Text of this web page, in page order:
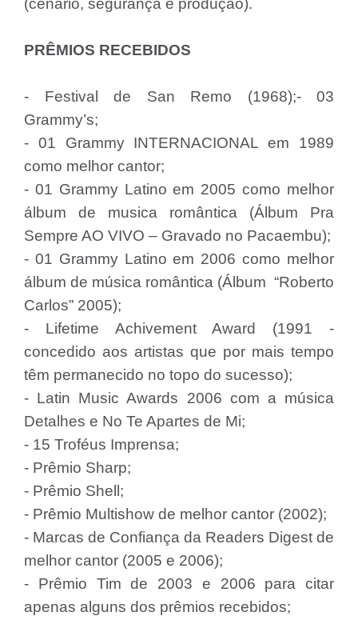
(cenário, segurança e produção).
PRÊMIOS RECEBIDOS
- Festival de San Remo (1968);- 03
Grammy’s;
- 01 Grammy INTERNACIONAL em 1989
como melhor cantor;
- 01 Grammy Latino em 2005 como melhor
álbum de musica romântica (Álbum Pra
Sempre AO VIVO – Gravado no Pacaembu);
- 01 Grammy Latino em 2006 como melhor
álbum de música romântica (Álbum “Roberto
Carlos” 2005);
- Lifetime Achivement Award (1991 -
concedido aos artistas que por mais tempo
têm permanecido no topo do sucesso);
- Latin Music Awards 2006 com a música
Detalhes e No Te Apartes de Mi;
- 15 Troféus Imprensa;
- Prêmio Sharp;
- Prêmio Shell;
- Prêmio Multishow de melhor cantor (2002);
- Marcas de Confiança da Readers Digest de
melhor cantor (2005 e 2006);
- Prêmio Tim de 2003 e 2006 para citar
apenas alguns dos prêmios recebidos;